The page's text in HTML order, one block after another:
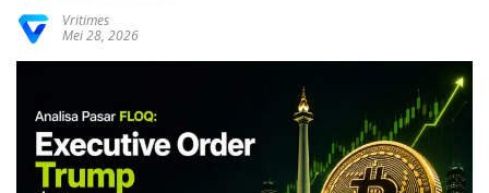
Vritimes
Mei 28, 2026